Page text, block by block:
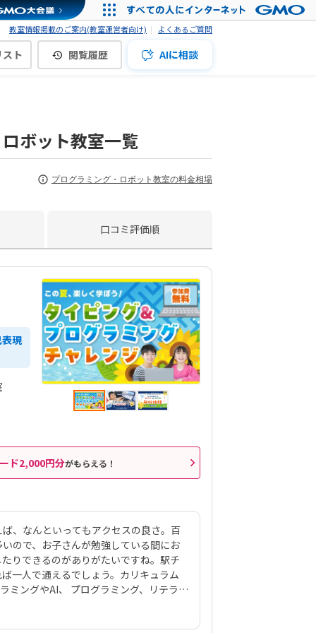
教室情報掲載のご案内(教室運営者向け) よくあるご質問
ト 閲覧履歴 AIに相談
ボット教室一覧
プログラミング・ロボット教室の料金相場
口コミ評価順
現
ド2,000円分がもらえる！
、なんといってもアクセスの良さ。百
ので、お子さんが勉強している間にお
りできるのがありがたいですね。駅チ
一人で通えるでしょう。カリキュラム
ミングやAI、 プログラミング、リテラシ